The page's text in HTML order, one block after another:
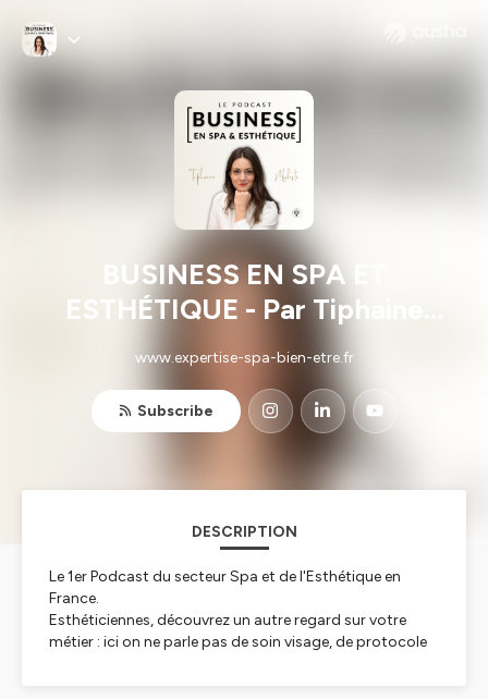
BUSINESS EN SPA ET
ESTHÉTIQUE - Par Tiphaine
Modeste
www.expertise-spa-bien-etre.fr
Subscribe
DESCRIPTION
Le 1er Podcast du secteur Spa et de l'Esthétique en
France.
Esthéticiennes, découvrez un autre regard sur votre
métier : ici on ne parle pas de soin visage, de protocole